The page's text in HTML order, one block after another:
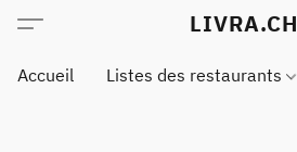
LIVRA.CH
Accueil Listes des restaurants